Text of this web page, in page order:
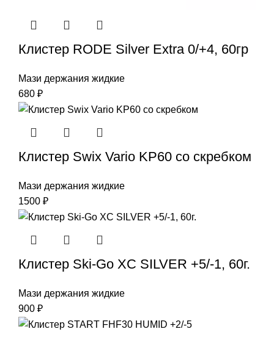
Клистер RODE Silver Extra 0/+4, 60гр
Мази держания жидкие
680 ₽
Клистер Swix Vario KP60 со скребком
Мази держания жидкие
1500 ₽
Клистер Ski-Go XC SILVER +5/-1, 60г.
Мази держания жидкие
900 ₽